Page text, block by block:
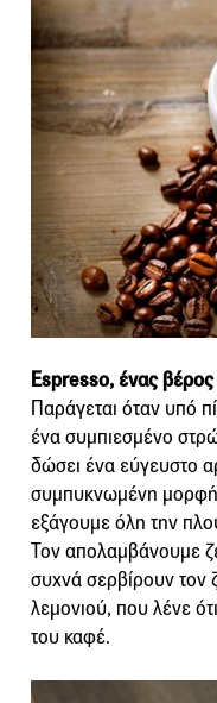
Espresso, ένας βέρος
Παράγεται όταν υπό
ένα συμπιεσμένο
δώσει ένα εύγευστο
συμπυκνωμένη
εξάγουμε όλη την
Τον απολαμβάνουμε
συχνά σερβίρουν τον
λεμονιού, που λένε
του καφέ.